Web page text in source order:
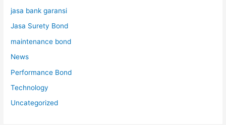
jasa bank garansi
Jasa Surety Bond
maintenance bond
News
Performance Bond
Technology
Uncategorized